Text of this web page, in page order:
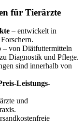
für Tierärzte
– entwickelt in
– von Diätfuttermitteln
Diagnostik und Pflege.
sind innerhalb von
Leistungs-
und